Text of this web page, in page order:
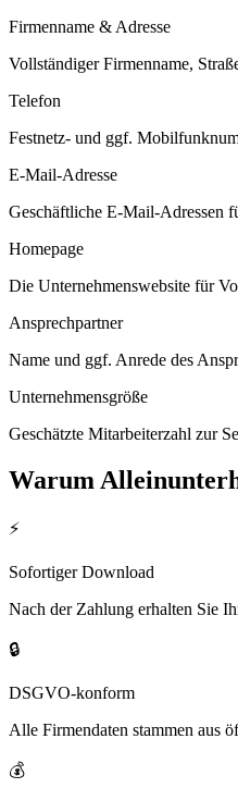
Firmenname & Adresse
Vollständiger Firmenname,
Telefon
Festnetz- und ggf.
E-Mail-Adresse
Geschäftliche E-Mail-Adressen
Homepage
Die Unternehmenswebsite für
Ansprechpartner
Name und ggf. Anrede des
Unternehmensgröße
Geschätzte Mitarbeiterzahl zur
Warum
⚡
Sofortiger Download
Nach der Zahlung erhalten Sie
🔒
DSGVO-konform
Alle Firmendaten stammen aus
💰